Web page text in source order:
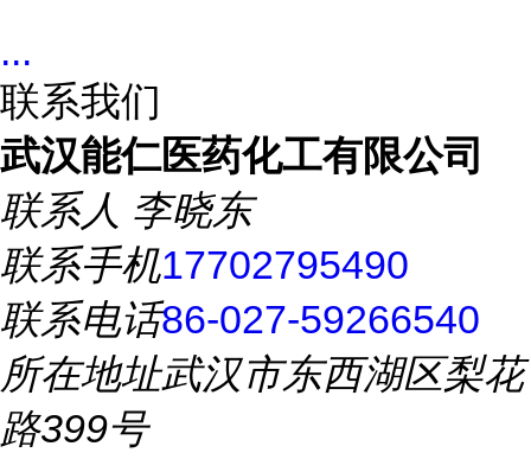
...
联系我们
武汉能仁医药化工有限公司
联系人 李晓东
联系手机17702795490
联系电话86-027-59266540
所在地址武汉市东西湖区梨花
路399号